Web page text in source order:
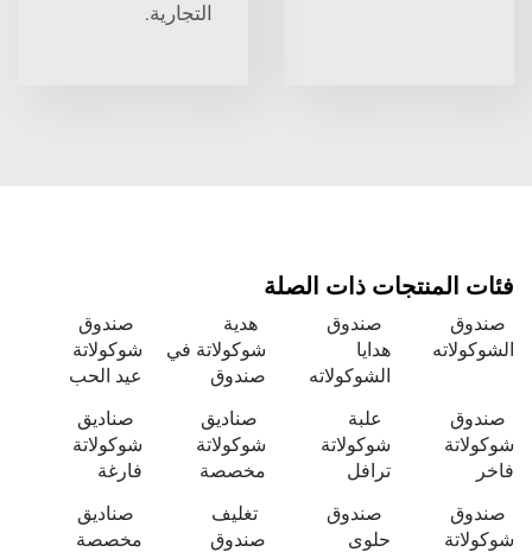
ذات الصلة
صندوق
هدايا
هدية
شوكولاتة في
صندوق
شوكولاتة
عيد الحب
علبة
شوكولاتة
شوكولاتة
مخصصة
صناديق
شوكولاتة
فارغة
صندوق
حلوى
تغليف
صندوق
صناديق
مخصصة